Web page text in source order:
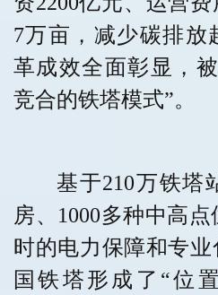
7万亩，减少碳排放
革成效全面彰显，
竞合的铁塔模式”。
基于210万铁塔
房、1000多种中高
时的电力保障和专
国铁塔形成了“位